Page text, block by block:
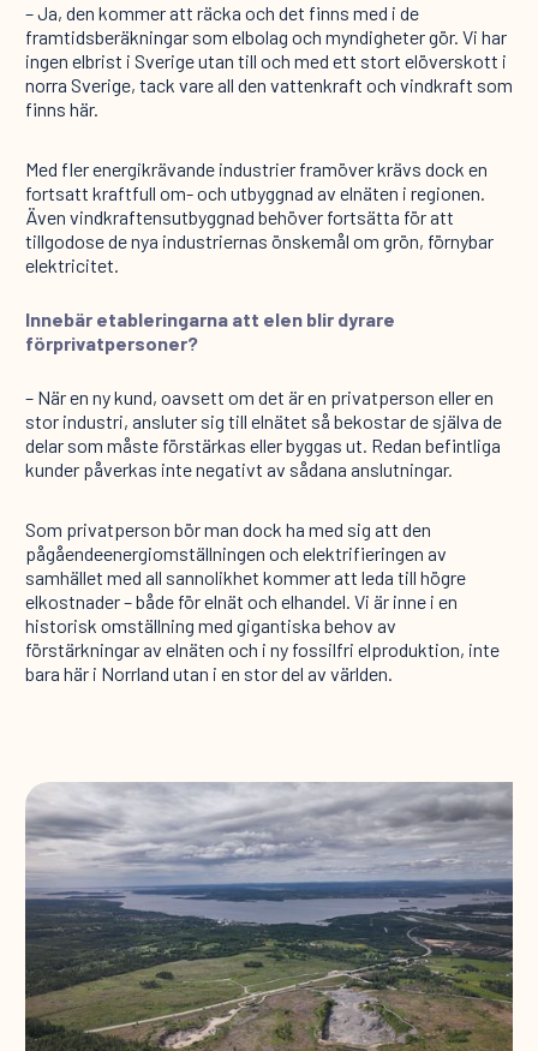
– Ja, den kommer att räcka och det finns med i de
framtidsberäkningar som elbolag och myndigheter gör. Vi har
ingen elbrist i Sverige utan till och med ett stort elöverskott i
norra Sverige, tack vare all den vattenkraft och vindkraft som
finns här.
Med fler energikrävande industrier framöver krävs dock en
fortsatt kraftfull om- och utbyggnad av elnäten i regionen.
Även vindkraftensutbyggnad behöver fortsätta för att
tillgodose de nya industriernas önskemål om grön, förnybar
elektricitet.
Innebär etableringarna att elen blir dyrare
förprivatpersoner?
– När en ny kund, oavsett om det är en privatperson eller en
stor industri, ansluter sig till elnätet så bekostar de själva de
delar som måste förstärkas eller byggas ut. Redan befintliga
kunder påverkas inte negativt av sådana anslutningar.
Som privatperson bör man dock ha med sig att den
pågåendeenergiomställningen och elektrifieringen av
samhället med all sannolikhet kommer att leda till högre
elkostnader – både för elnät och elhandel. Vi är inne i en
historisk omställning med gigantiska behov av
förstärkningar av elnäten och i ny fossilfri elproduktion, inte
bara här i Norrland utan i en stor del av världen.